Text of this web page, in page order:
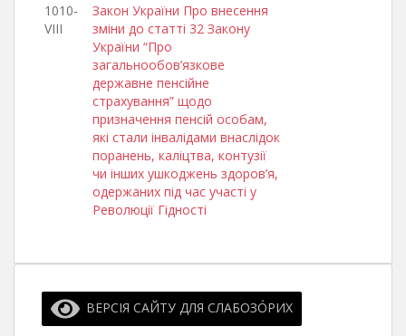
1010-
VIII
Закон України Про внесення
зміни до статті 32 Закону
України “Про
загальнообов’язкове
державне пенсійне
страхування” щодо
призначення пенсій особам,
які стали інвалідами внаслідок
поранень, каліцтва, контузії
чи інших ушкоджень здоров’я,
одержаних під час участі у
Революції Гідності
ВЕРСІЯ САЙТУ ДЛЯ СЛАБОЗО́РИХ